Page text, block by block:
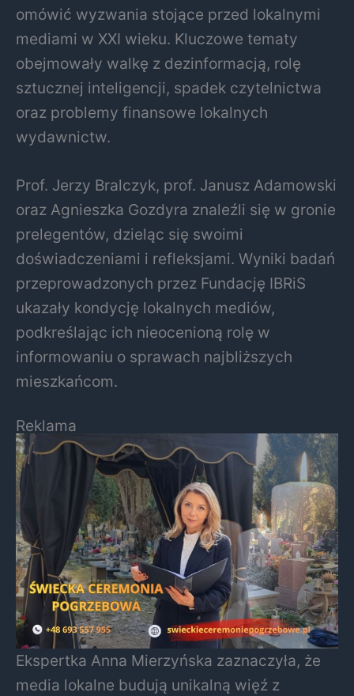
omówić wyzwania stojące przed lokalnymi
mediami w XXI wieku. Kluczowe tematy
obejmowały walkę z dezinformacją, rolę
sztucznej inteligencji, spadek czytelnictwa
oraz problemy finansowe lokalnych
wydawnictw.
Prof. Jerzy Bralczyk, prof. Janusz Adamowski
oraz Agnieszka Gozdyra znaleźli się w gronie
prelegentów, dzieląc się swoimi
doświadczeniami i refleksjami. Wyniki badań
przeprowadzonych przez Fundację IBRiS
ukazały kondycję lokalnych mediów,
podkreślając ich nieocenioną rolę w
informowaniu o sprawach najbliższych
mieszkańcom.
Reklama
Ekspertka Anna Mierzyńska zaznaczyła, że
media lokalne budują unikalną więź z